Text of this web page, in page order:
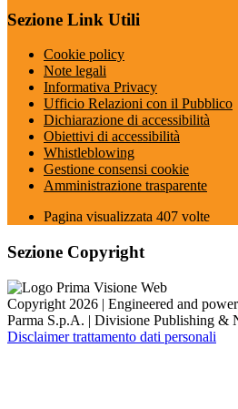
Sezione Link Utili
Cookie policy
Note legali
Informativa Privacy
Ufficio Relazioni con il Pubblico
Dichiarazione di accessibilità
Obiettivi di accessibilità
Whistleblowing
Gestione consensi cookie
Amministrazione trasparente
Pagina visualizzata 407 volte
Sezione Copyright
Copyright 2026 | Engineered and
Parma S.p.A. | Divisione Publishing &
Disclaimer trattamento dati personali